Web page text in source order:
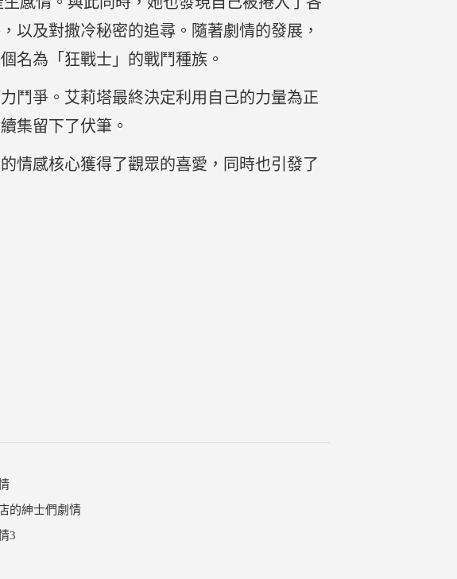
以及對撒冷秘密的追尋。隨著劇情的發展，
名為「狂戰士」的戰鬥種族。
鬥爭。艾莉塔最終決定利用自己的力量為正
集留下了伏筆。
情感核心獲得了觀眾的喜愛，同時也引發了
的紳士們劇情
3